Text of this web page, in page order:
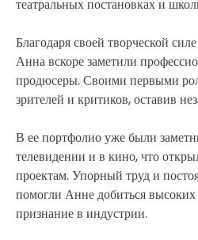
театральных постановках и
Благодаря своей творческой
Анна вскоре заметили
продюсеры. Своими первыми
зрителей и критиков, оставив
В ее портфолио уже были
телевидении и в кино, что
проектам. Упорный труд и
помогли Анне добиться высоких
признание в индустрии.